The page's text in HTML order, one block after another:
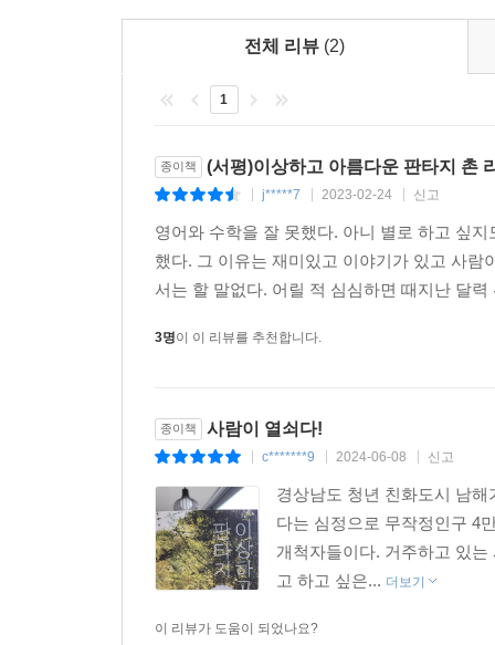
꿈꾸는지 공감할 수 있고, 이 시대 청년들의 생각
청년들의 목소리에 귀 기울일 필요가 있다. 떠밀
생각이 그들을 촌으로 이끌었다.’ 바로 여기에서,
이 책은 단순히 ‘청년들의 시골 체험기’가 아닌,
저자는 도시에는 없는 촌의 매력을 전달하고, 촌
씨앗을 심는 일이다. 당장 늘어나는 정착민의 숫
터전으로 촌을 선택하도록 밭을 갈고 씨앗을 뿌
인구가 더 늘어나는 역할을 할 것이다.
전체 리뷰 (2)
1
종이책 (서평)이상하고 아름다운 판타지 촌
j*****7 2023-02-24 신고
영어와 수학을 잘 못했다. 아니 별로 하고 싶
했다. 그 이유는 재미있고 이야기가 있고 사
서는 할 말없다. 어릴 적 심심하면 때지난 달
3명이 이 리뷰를 추천합니다.
종이책 사람이 열쇠다!
c*******9 2024-06-08 신고
경상남도 청년 친화도시 남
다는 심정으로 무작정인구 4
개척자들이다. 거주하고 있
고 하고 싶은... 더보기
이 리뷰가 도움이 되었나요?